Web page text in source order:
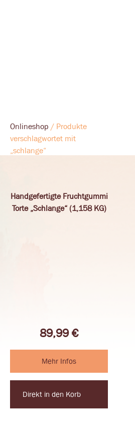
Onlineshop / Produkte
verschlagwortet mit
„schlange“
Handgefertigte Fruchtgummi
Torte „Schlange“ (1,158 KG)
89,99€
Mehr Infos
Direkt in den Korb